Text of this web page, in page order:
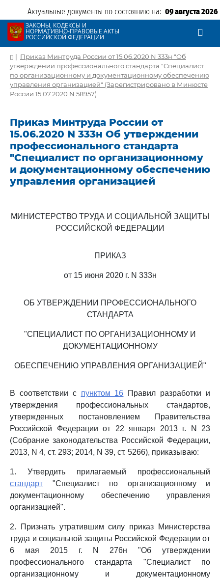
Актуальные документы по состоянию на: 09 августа 2026
ЗАКОНЫ, КОДЕКСЫ И
НОРМАТИВНО-ПРАВОВЫЕ АКТЫ
РОССИЙСКОЙ ФЕДЕРАЦИИ
| Приказ Минтруда России от 15.06.2020 N 333н "Об
утверждении профессионального стандарта "Специалист
по организационному и документационному обеспечению
управления организацией" (Зарегистрировано в Минюсте
России 15.07.2020 N 58957)
Приказ Минтруда России от
15.06.2020 N 333н Об утверждении
профессионального стандарта
"Специалист по организационному
и документационному обеспечению
управления организацией
МИНИСТЕРСТВО ТРУДА И СОЦИАЛЬНОЙ ЗАЩИТЫ
РОССИЙСКОЙ ФЕДЕРАЦИИ
ПРИКАЗ
от 15 июня 2020 г. N 333н
ОБ УТВЕРЖДЕНИИ ПРОФЕССИОНАЛЬНОГО
СТАНДАРТА
"СПЕЦИАЛИСТ ПО ОРГАНИЗАЦИОННОМУ И
ДОКУМЕНТАЦИОННОМУ
ОБЕСПЕЧЕНИЮ УПРАВЛЕНИЯ ОРГАНИЗАЦИЕЙ"
В соответствии с пунктом 16 Правил разработки и
утверждения профессиональных стандартов,
утвержденных постановлением Правительства
Российской Федерации от 22 января 2013 г. N 23
(Собрание законодательства Российской Федерации,
2013, N 4, ст. 293; 2014, N 39, ст. 5266), приказываю:
1. Утвердить прилагаемый профессиональный
стандарт "Специалист по организационному и
документационному обеспечению управления
организацией".
2. Признать утратившим силу приказ Министерства
труда и социальной защиты Российской Федерации от
6 мая 2015 г. N 276н "Об утверждении
профессионального стандарта "Специалист по
организационному и документационному